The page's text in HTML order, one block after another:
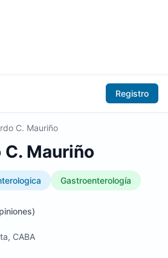
Registro
C. Mauriño
C. Mauriño
Gastroenterología
CABA